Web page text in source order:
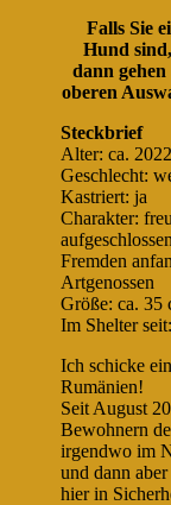
Falls Sie
Hund
dann
oberen
Steckbrief
Alter: ca.
Geschlecht:
Kastriert: ja
Charakter:
Fremden
Artgenossen
Größe: ca. 35
Im Shelter
Ich schicke
Rumänien!
Seit August
Bewohnern
irgendwo im
und dann
hier in